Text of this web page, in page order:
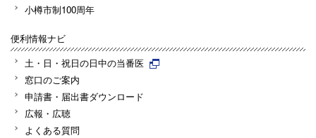
小樽市制100周年
便利情報ナビ
土・日・祝日の日中の当番医
窓口のご案内
申請書・届出書ダウンロード
広報・広聴
よくある質問